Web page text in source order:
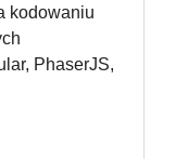
kodowaniu
PhaserJS,